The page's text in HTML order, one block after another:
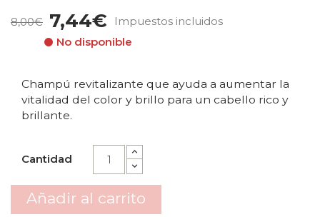
8,00€ 7,44€
Impuestos incluidos
No disponible
Champú revitalizante que ayuda a aumentar la
vitalidad del color y brillo para un cabello rico y
brillante.
Cantidad
Añadir al carrito